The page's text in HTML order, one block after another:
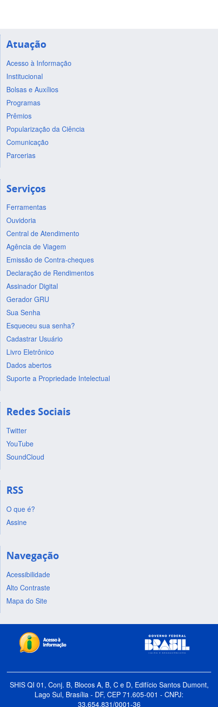
Atuação
Acesso à Informação
Institucional
Bolsas e Auxílios
Programas
Prêmios
Popularização da Ciência
Comunicação
Parcerias
Serviços
Ferramentas
Ouvidoria
Central de Atendimento
Agência de Viagem
Emissão de Contra-cheques
Declaração de Rendimentos
Assinador Digital
Gerador GRU
Sua Senha
Esqueceu sua senha?
Cadastrar Usuário
Livro Eletrônico
Dados abertos
Suporte a Propriedade Intelectual
Redes Sociais
Twitter
YouTube
SoundCloud
RSS
O que é?
Assine
Navegação
Acessibilidade
Alto Contraste
Mapa do Site
SHIS QI 01, Conj. B, Blocos A, B, C e D, Edifício Santos Dumont,
Lago Sul, Brasília - DF, CEP 71.605-001 - CNPJ:
33.654.831/0001-36